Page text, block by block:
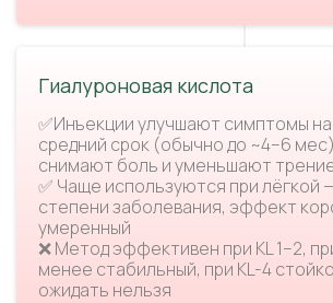
Гиалуроновая кислота
✅Инъекции улучшают симптомы
средний срок (обычно до ~4–6
снимают боль и уменьшают
✅ Чаще используются при лёгкой
степени заболевания, эффект
умеренный
❌ Метод эффективен при KL 1–2,
менее стабильный, при KL-4
ожидать нельзя